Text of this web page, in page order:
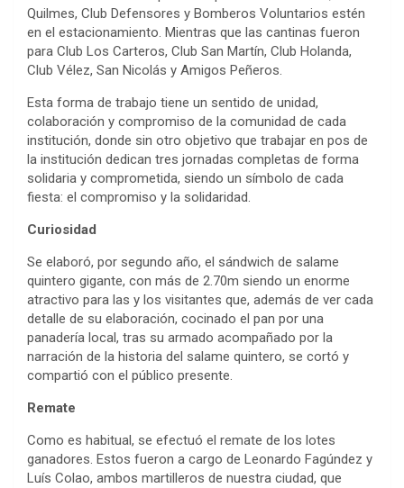
Quilmes, Club Defensores y Bomberos Voluntarios estén
en el estacionamiento. Mientras que las cantinas fueron
para Club Los Carteros, Club San Martín, Club Holanda,
Club Vélez, San Nicolás y Amigos Peñeros.
Esta forma de trabajo tiene un sentido de unidad,
colaboración y compromiso de la comunidad de cada
institución, donde sin otro objetivo que trabajar en pos de
la institución dedican tres jornadas completas de forma
solidaria y comprometida, siendo un símbolo de cada
fiesta: el compromiso y la solidaridad.
Curiosidad
Se elaboró, por segundo año, el sándwich de salame
quintero gigante, con más de 2.70m siendo un enorme
atractivo para las y los visitantes que, además de ver cada
detalle de su elaboración, cocinado el pan por una
panadería local, tras su armado acompañado por la
narración de la historia del salame quintero, se cortó y
compartió con el público presente.
Remate
Como es habitual, se efectuó el remate de los lotes
ganadores. Estos fueron a cargo de Leonardo Fagúndez y
Luís Colao, ambos martilleros de nuestra ciudad, que